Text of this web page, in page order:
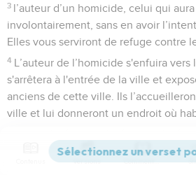
3 l’auteur d’un homicide, celui qui
involontairement, sans en avoir
Elles vous serviront de refuge contre
4 L’auteur de l’homicide s'enfuira vers
s'arrêtera à l'entrée de la ville et
anciens de cette ville. Ils
ville et lui donneront un endroit où
l’auteur de l’homicide entre ses
Versions Commentaires